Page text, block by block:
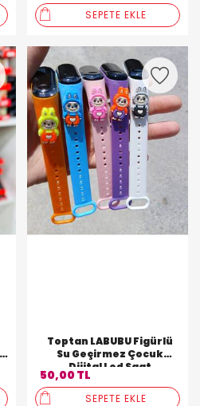
SEPETE EKLE
Toptan LABUBU Figürlü
Su Geçirmez Çocuk
Dijital Led Saat
50,00 TL
SEPETE EKLE